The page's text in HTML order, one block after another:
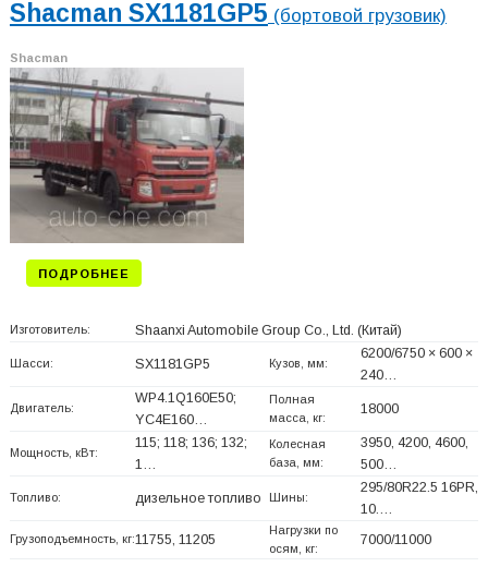
Shacman SX1181GP5 (бортовой грузовик)
Shacman
ПОДРОБНЕЕ
Изготовитель: Shaanxi Automobile Group Co., Ltd. (Китай)
Шасси: SX1181GP5 Кузов, мм:
6200/6750 × 600 ×
240…
Двигатель:
WP4.1Q160E50;
YC4E160…
Полная
масса, кг:
18000
Мощность, кВт:
115; 118; 136; 132;
1…
Колесная
база, мм:
3950, 4200, 4600,
500…
Топливо: дизельное топливо Шины:
295/80R22.5 16PR,
10.…
Грузоподъемность, кг:11755, 11205
Нагрузки по
осям, кг:
7000/11000